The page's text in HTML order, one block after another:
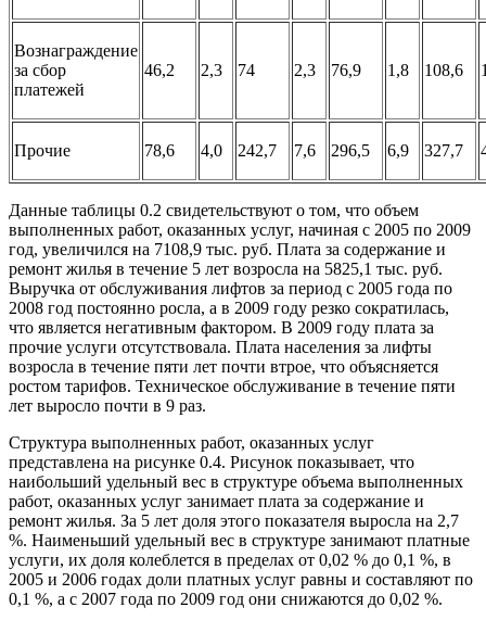
Вознаграждение
за сбор
платежей
46,2 2,3 74 2,3 76,9 1,8 108,6
Прочие 78,6 4,0 242,7 7,6 296,5 6,9 327,7
Данные таблицы 0.2 свидетельствуют о том, что объем
выполненных работ, оказанных услуг, начиная с 2005 по 2009
год, увеличился на 7108,9 тыс. руб. Плата за содержание и
ремонт жилья в течение 5 лет возросла на 5825,1 тыс. руб.
Выручка от обслуживания лифтов за период с 2005 года по
2008 год постоянно росла, а в 2009 году резко сократилась,
что является негативным фактором. В 2009 году плата за
прочие услуги отсутствовала. Плата населения за лифты
возросла в течение пяти лет почти втрое, что объясняется
ростом тарифов. Техническое обслуживание в течение пяти
лет выросло почти в 9 раз.
Структура выполненных работ, оказанных услуг
представлена на рисунке 0.4. Рисунок показывает, что
наибольший удельный вес в структуре объема выполненных
работ, оказанных услуг занимает плата за содержание и
ремонт жилья. За 5 лет доля этого показателя выросла на 2,7
%. Наименьший удельный вес в структуре занимают платные
услуги, их доля колеблется в пределах от 0,02 % до 0,1 %, в
2005 и 2006 годах доли платных услуг равны и составляют по
0,1 %, а с 2007 года по 2009 год они снижаются до 0,02 %.